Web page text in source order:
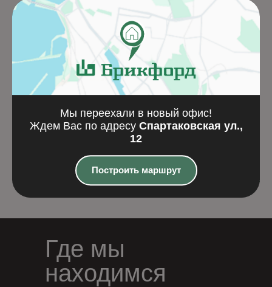
KERAKAM 38+
качественные откосы и
правильная перевязка
Подробнее
Кирпич
керамический
одинарный
18,7 ₽
Где мы
находимся
Мы переехали в новый офис!
Ждем Вас по адресу Спартаковская ул.,
12
Построить маршрут